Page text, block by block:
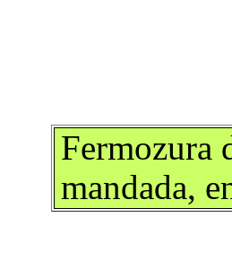
Fermozura
mandada,